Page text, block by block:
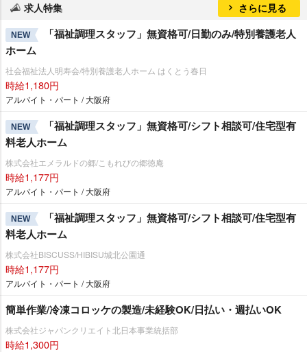
求人特集 さらに見る
NEW
「福祉調理スタッフ」無資格可/日勤のみ/特別養護老人
ホーム
社会福祉法人明寿会/特別養護老人ホーム はくとう春日
時給1,180円
アルバイト・パート / 大阪府
NEW
「福祉調理スタッフ」無資格可/シフト相談可/住宅型有
料老人ホーム
株式会社エメラルドの郷/こもれびの郷徳庵
時給1,177円
アルバイト・パート / 大阪府
NEW
「福祉調理スタッフ」無資格可/シフト相談可/住宅型有
料老人ホーム
株式会社BISCUSS/HIBISU城北公園通
時給1,177円
アルバイト・パート / 大阪府
簡単作業/冷凍コロッケの製造/未経験OK/日払い・週払いOK
株式会社ジャパンクリエイト北日本事業統括部
時給1,300円